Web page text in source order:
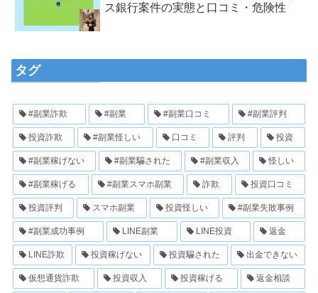
ス銀行案件の実態と口コミ・危険性
タグ
#副業詐欺 #副業 #副業口コミ #副業評判
投資詐欺 #副業怪しい 口コミ 評判 投資
#副業稼げない #副業騙された #副業収入 怪しい
#副業稼げる #副業スマホ副業 詐欺 投資口コミ
投資評判 スマホ副業 投資怪しい #副業失敗事例
#副業成功事例 LINE副業 LINE投資 返金
LINE詐欺 投資稼げない 投資騙された 出金できない
仮想通貨詐欺 投資収入 投資稼げる 返金相談